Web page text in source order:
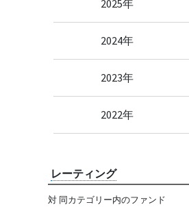
2025年
2024年
2023年
2022年
レーティング
対 同カテゴリー内のファンド